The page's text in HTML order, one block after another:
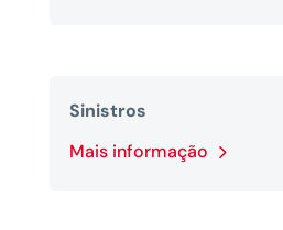
Sinistros
Mais informação